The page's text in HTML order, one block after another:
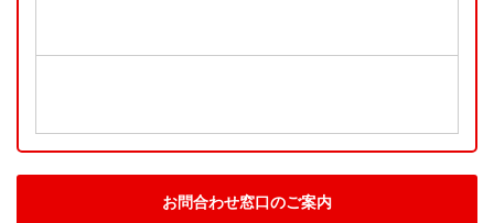
お問合わせ窓口のご案内